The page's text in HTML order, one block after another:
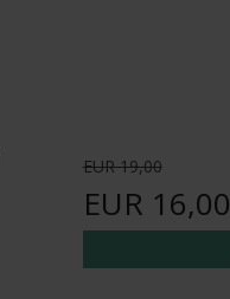
EUR 19,00
EUR 16,00